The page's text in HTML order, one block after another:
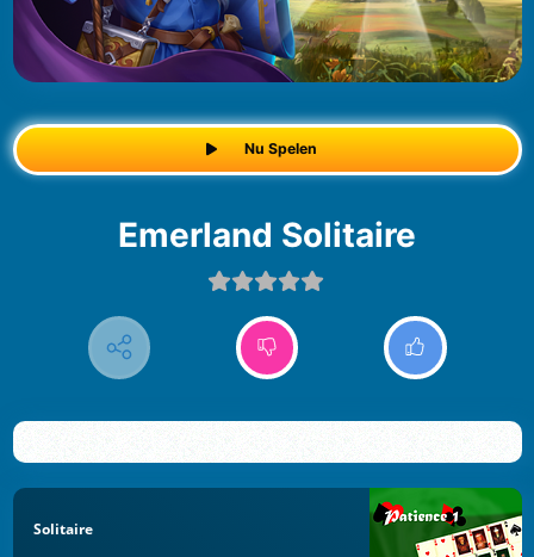
Nu Spelen
Emerland Solitaire
Solitaire